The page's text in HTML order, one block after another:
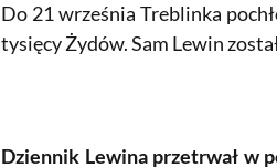
Do 21 września Treblinka
tysięcy Żydów. Sam Lewin
Dziennik Lewina przetrwał w